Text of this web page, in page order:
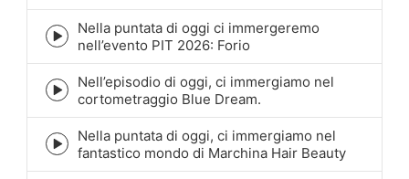
icon
Episode
play
icon
Nella puntata di oggi ci immergeremo
nell’evento PIT 2026: Forio
Episode
play
icon
Nell’episodio di oggi, ci immergiamo nel
cortometraggio Blue Dream.
Episode
play
Nella puntata di oggi, ci immergiamo nel
fantastico mondo di Marchina Hair Beauty